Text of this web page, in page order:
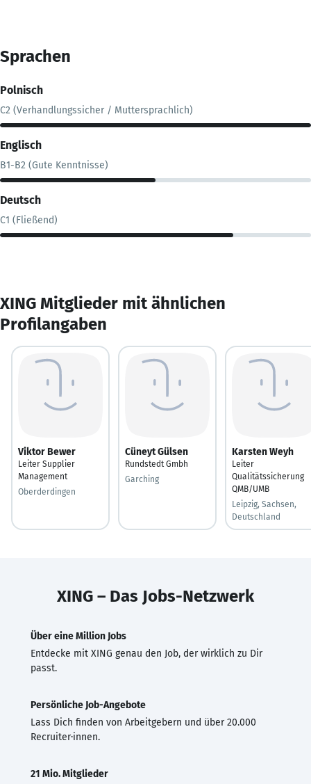
Sprachen
Polnisch
C2 (Verhandlungssicher / Muttersprachlich)
Englisch
B1-B2 (Gute Kenntnisse)
Deutsch
C1 (Fließend)
XING Mitglieder mit ähnlichen
Profilangaben
Viktor Bewer
Leiter Supplier
Management
Oberderdingen
Cüneyt Gülsen
Rundstedt Gmbh
Garching
Karsten Weyh
Leiter
Qualitätssicherung
QMB/UMB
Leipzig, Sachsen,
Deutschland
XING – Das Jobs-Netzwerk
Über eine Million Jobs
Entdecke mit XING genau den Job, der wirklich zu Dir
passt.
Persönliche Job-Angebote
Lass Dich finden von Arbeitgebern und über 20.000
Recruiter·innen.
21 Mio. Mitglieder